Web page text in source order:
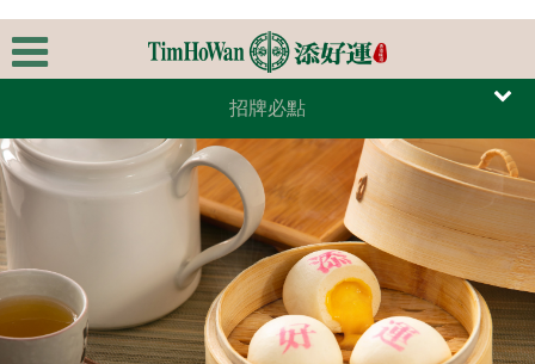
首頁
關於我們
極品美饌
最新消息
全台據點
招牌必點
主食
蒸點
煎/炸點
腸粉
時蔬/湯品